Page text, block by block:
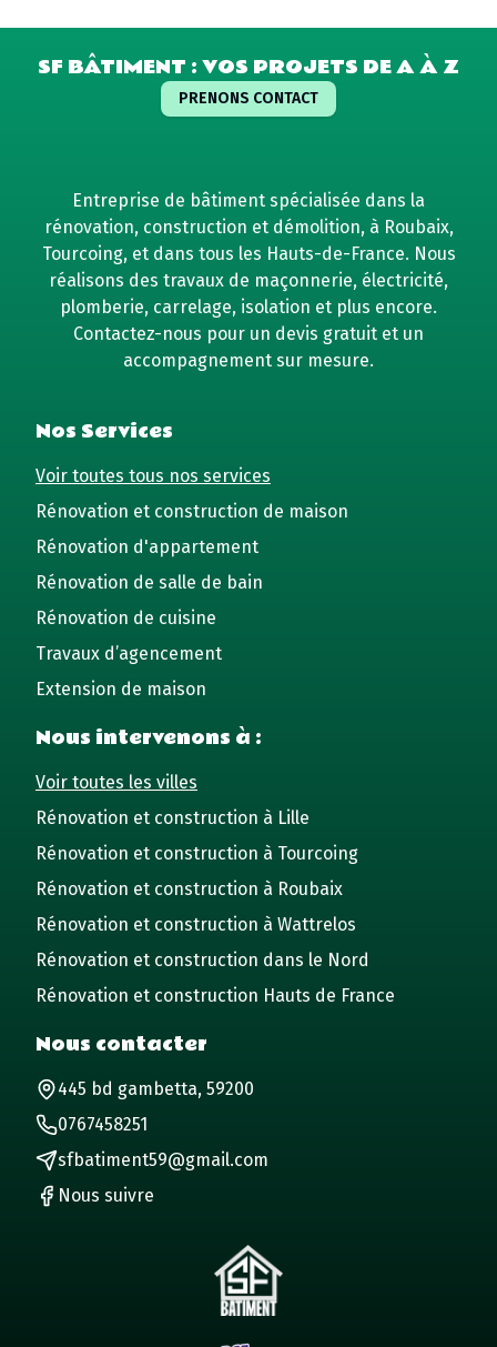
SF BÂTIMENT : VOS PROJETS DE A À Z
PRENONS CONTACT
Entreprise de bâtiment spécialisée dans la
rénovation, construction et démolition, à Roubaix,
Tourcoing, et dans tous les Hauts-de-France. Nous
réalisons des travaux de maçonnerie, électricité,
plomberie, carrelage, isolation et plus encore.
Contactez-nous pour un devis gratuit et un
accompagnement sur mesure.
Nos Services
Voir toutes tous nos services
Rénovation et construction de maison
Rénovation d'appartement
Rénovation de salle de bain
Rénovation de cuisine
Travaux d’agencement
Extension de maison
Nous intervenons à :
Voir toutes les villes
Rénovation et construction à Lille
Rénovation et construction à Tourcoing
Rénovation et construction à Roubaix
Rénovation et construction à Wattrelos
Rénovation et construction dans le Nord
Rénovation et construction Hauts de France
Nous contacter
445 bd gambetta, 59200
0767458251
sfbatiment59@gmail.com
Nous suivre